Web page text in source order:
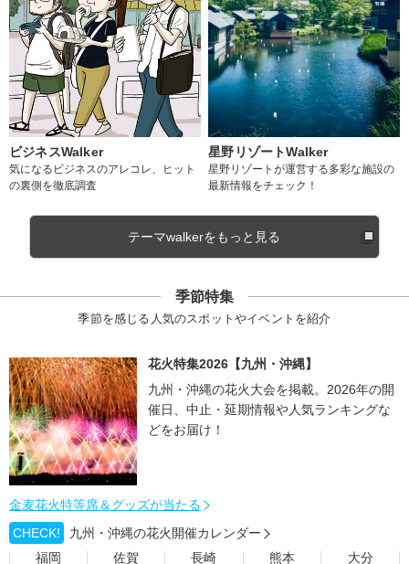
ビジネスWalker
気になるビジネスのアレコレ、ヒット
の裏側を徹底調査
星野リゾートWalker
星野リゾートが運営する多彩な施設の
最新情報をチェック！
テーマwalkerをもっと見る
季節特集
季節を感じる人気のスポットやイベントを紹介
花火特集2026【九州・沖縄】
九州・沖縄の花火大会を掲載。2026年の開
催日、中止・延期情報や人気ランキングな
どをお届け！
金麦花火特等席＆グッズが当たる
CHECK!
九州・沖縄の花火開催カレンダー
福岡
佐賀 長崎 熊本
大分